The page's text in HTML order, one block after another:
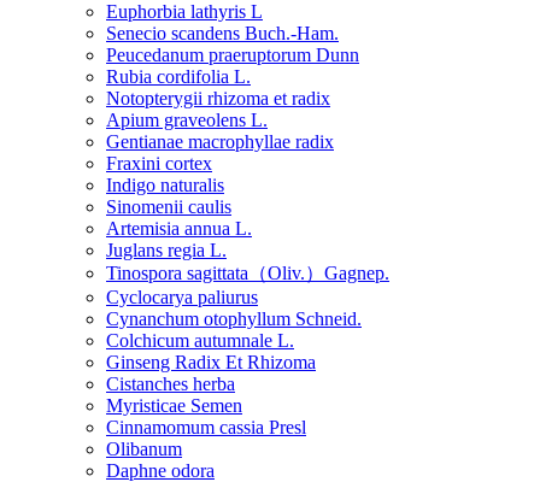
Euphorbia lathyris L
Senecio scandens Buch.-Ham.
Peucedanum praeruptorum Dunn
Rubia cordifolia L.
Notopterygii rhizoma et radix
Apium graveolens L.
Gentianae macrophyllae radix
Fraxini cortex
Indigo naturalis
Sinomenii caulis
Artemisia annua L.
Juglans regia L.
Tinospora sagittata（Oliv.）Gagnep.
Cyclocarya paliurus
Cynanchum otophyllum Schneid.
Colchicum autumnale L.
Ginseng Radix Et Rhizoma
Cistanches herba
Myristicae Semen
Cinnamomum cassia Presl
Olibanum
Daphne odora